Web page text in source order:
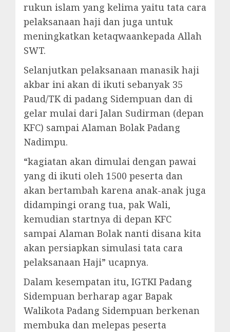
rukun islam yang kelima yaitu tata cara
pelaksanaan haji dan juga untuk
meningkatkan ketaqwaankepada Allah
SWT.
Selanjutkan pelaksanaan manasik haji
akbar ini akan di ikuti sebanyak 35
Paud/TK di padang Sidempuan dan di
gelar mulai dari Jalan Sudirman (depan
KFC) sampai Alaman Bolak Padang
Nadimpu.
“kagiatan akan dimulai dengan pawai
yang di ikuti oleh 1500 peserta dan
akan bertambah karena anak-anak juga
didampingi orang tua, pak Wali,
kemudian startnya di depan KFC
sampai Alaman Bolak nanti disana kita
akan persiapkan simulasi tata cara
pelaksanaan Haji” ucapnya.
Dalam kesempatan itu, IGTKI Padang
Sidempuan berharap agar Bapak
Walikota Padang Sidempuan berkenan
membuka dan melepas peserta